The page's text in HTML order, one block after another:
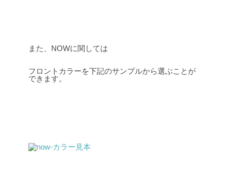
また、NOWに関しては
フロントカラーを下記のサンプルから選ぶことが
できます。